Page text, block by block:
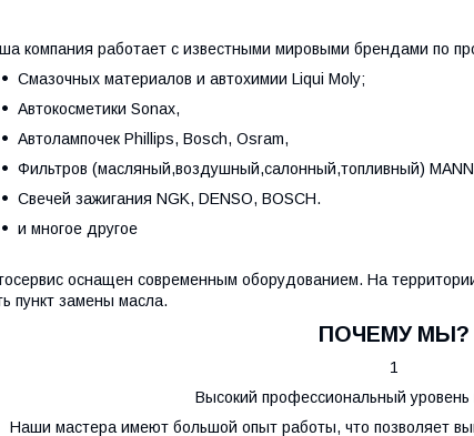
компания работает с известными мировыми брендами по
Смазочных материалов и автохимии Liqui Moly;
Автокосметики Sonax,
Автолампочек Phillips, Bosch, Osram,
Фильтров (масляный,воздушный,салонный,топливный)
Свечей зажигания NGK, DENSO, BOSCH.
и многое другое
оснащен современным оборудованием. На
пункт замены масла.
ПОЧЕМУ МЫ?
1
Высокий профессиональный
Наши мастера имеют большой опыт работы, что позволяет